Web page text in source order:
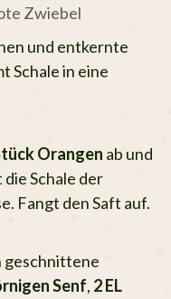
Zwiebel
und entkernte
Schale in eine
Orangen ab und
Schale der
Fangt den Saft auf.
geschnittene
Senf, 2 EL